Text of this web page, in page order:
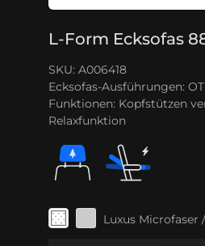
L-Form Ecksofas
SKU: A006418
Ecksofas-Ausführungen:
Funktionen: Kopfstützen
Relaxfunktion
Luxus Microfaser